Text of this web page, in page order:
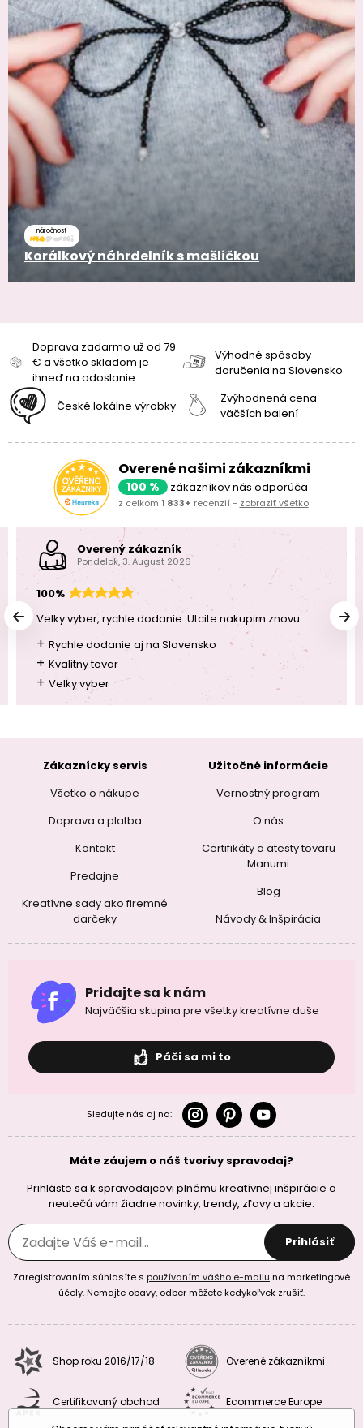
náročnosť
Korálkový náhrdelník s mašličkou
Doprava zadarmo už od 79
€ a všetko skladom je
ihneď na odoslanie
Výhodné spôsoby
doručenia na Slovensko
České lokálne výrobky
Zvýhodnená cena
väčších balení
Overené našimi zákazníkmi
100 % zákazníkov nás odporúča
z celkom 1 833+ recenzií - zobraziť všetko
Overený zákazník
Pondelok, 3. August 2026
100%
Velky vyber, rychle dodanie. Utcite nakupim znovu
+ Rychle dodanie aj na Slovensko
+ Kvalitny tovar
+ Velky vyber
Zákaznícky servis
Všetko o nákupe
Doprava a platba
Kontakt
Predajne
Kreatívne sady ako firemné
darčeky
Užitočné informácie
Vernostný program
O nás
Certifikáty a atesty tovaru
Manumi
Blog
Návody & Inšpirácia
Pridajte sa k nám
Najväčšia skupina pre všetky kreatívne duše
Páči sa mi to
Sledujte nás aj na:
Máte záujem o náš tvorivy spravodaj?
Prihláste sa k spravodajcovi plnému kreatívnej inšpirácie a
neutečú vám žiadne novinky, trendy, zľavy a akcie.
Prihlásiť
Zaregistrovaním súhlasíte s používaním vášho e-mailu na marketingové
účely. Nemajte obavy, odber môžete kedykoľvek zrušiť.
Shop roku 2016/17/18 Overené zákazníkmi
Certifikovaný obchod
Ecommerce Europe